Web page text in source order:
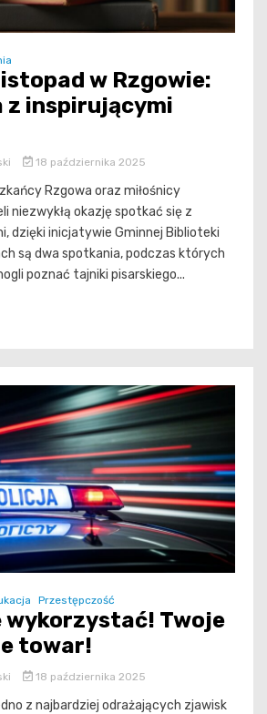
w Rzgowie:
z inspirującymi
18 października 2025
Rzgowa oraz miłośnicy
niezwykłą okazję spotkać się z
dzięki inicjatywie Gminnej Biblioteki
są dwa spotkania, podczas których
poznać tajniki pisarskiego...
Przestępczość
wykorzystać! Twoje
towar!
18 października 2025
z najbardziej odrażających zjawisk